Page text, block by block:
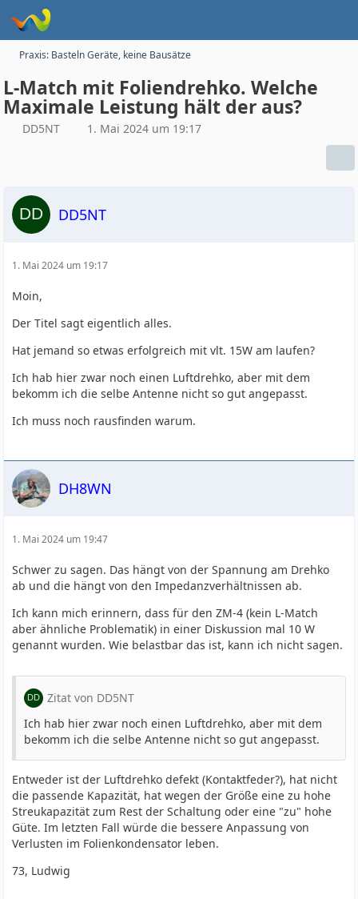
Praxis: Basteln Geräte, keine Bausätze
L-Match mit Foliendrehko. Welche
Maximale Leistung hält der aus?
DD5NT 1. Mai 2024 um 19:17
DD5NT
1. Mai 2024 um 19:17
Moin,
Der Titel sagt eigentlich alles.
Hat jemand so etwas erfolgreich mit vlt. 15W am laufen?
Ich hab hier zwar noch einen Luftdrehko, aber mit dem
bekomm ich die selbe Antenne nicht so gut angepasst.
Ich muss noch rausfinden warum.
DH8WN
1. Mai 2024 um 19:47
Schwer zu sagen. Das hängt von der Spannung am Drehko
ab und die hängt von den Impedanzverhältnissen ab.
Ich kann mich erinnern, dass für den ZM-4 (kein L-Match
aber ähnliche Problematik) in einer Diskussion mal 10 W
genannt wurden. Wie belastbar das ist, kann ich nicht sagen.
Zitat von DD5NT
Ich hab hier zwar noch einen Luftdrehko, aber mit dem
bekomm ich die selbe Antenne nicht so gut angepasst.
Entweder ist der Luftdrehko defekt (Kontaktfeder?), hat nicht
die passende Kapazität, hat wegen der Größe eine zu hohe
Streukapazität zum Rest der Schaltung oder eine "zu" hohe
Güte. Im letzten Fall würde die bessere Anpassung von
Verlusten im Folienkondensator leben.
73, Ludwig